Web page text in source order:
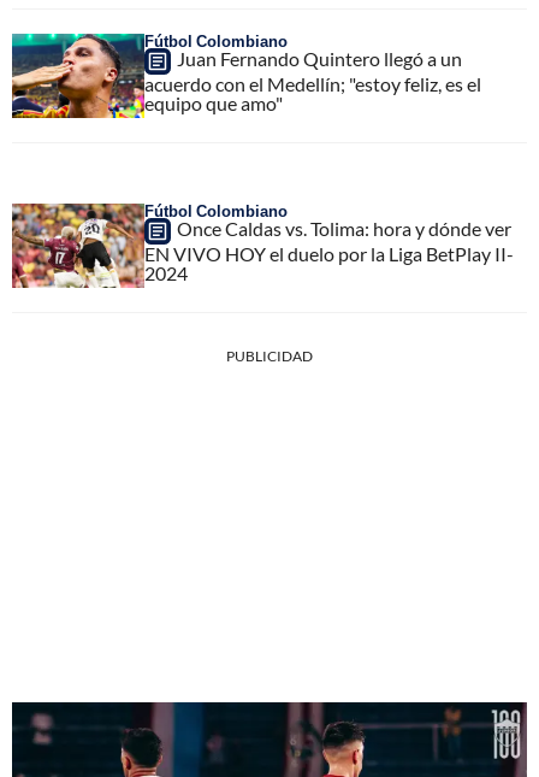
Fútbol Colombiano
Juan Fernando Quintero llegó a un
acuerdo con el Medellín; "estoy feliz, es el
equipo que amo"
Fútbol Colombiano
Once Caldas vs. Tolima: hora y dónde ver
EN VIVO HOY el duelo por la Liga BetPlay II-
2024
PUBLICIDAD